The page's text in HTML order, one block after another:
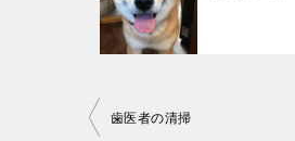
投歯医者の清掃